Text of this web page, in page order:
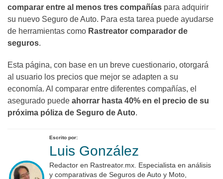
comparar entre al menos tres compañías para adquirir
su nuevo Seguro de Auto. Para esta tarea puede ayudarse
de herramientas como Rastreator comparador de
seguros.
Esta página, con base en un breve cuestionario, otorgará
al usuario los precios que mejor se adapten a su
economía. Al comparar entre diferentes compañías, el
asegurado puede ahorrar hasta 40% en el precio de su
próxima póliza de Seguro de Auto.
Escrito por:
Luis González
Redactor en Rastreator.mx. Especialista en análisis
y comparativas de Seguros de Auto y Moto,